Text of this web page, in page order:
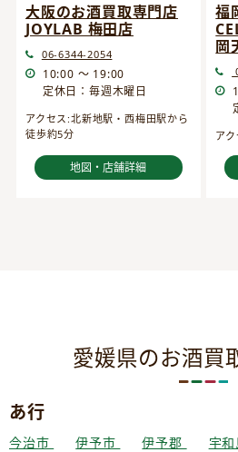
大阪のお酒買取専門店
JOYLAB 梅田店
06-6344-2054
10:00 ～ 19:00
定休日：毎週木曜日
アクセス:北新地駅・西梅田駅から
徒歩約5分
地図・店舗詳細
福
岡
ア
愛媛県のお酒買
あ行
今治市 伊予市 伊予郡 宇